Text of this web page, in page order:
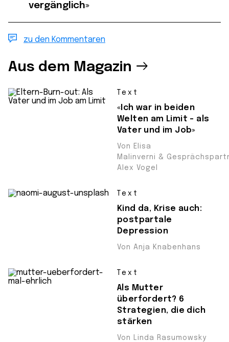
vergänglich»
zu den Kommentaren
Aus dem Magazin
Text
«Ich war in beiden
Welten am Limit – als
Vater und im Job»
Von Elisa
Malinverni &
Alex Vogel
Text
Kind da, Krise auch:
postpartale
Depression
Von Anja Knabenhans
Text
Als Mutter
überfordert? 6
Strategien, die dich
stärken
Von Linda Rasumowsky